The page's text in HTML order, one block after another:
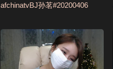
afchinatvBJ孙茗#20200406